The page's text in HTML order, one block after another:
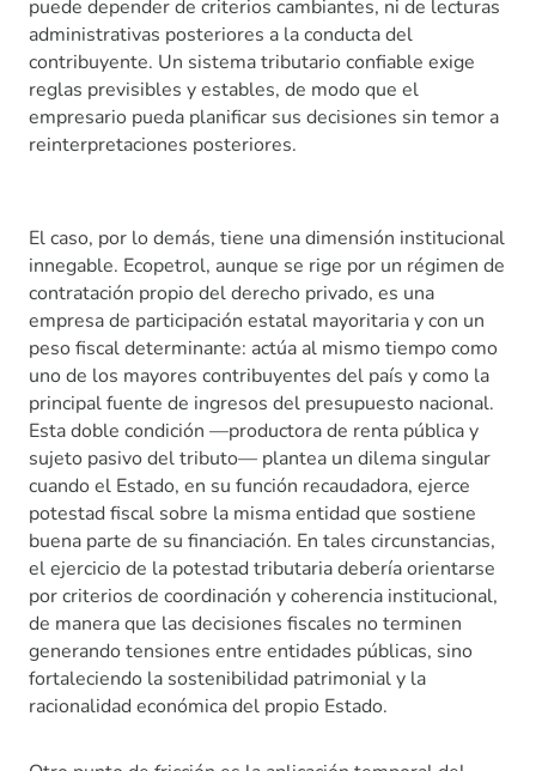
puede depender de criterios cambiantes, ni de lecturas
administrativas posteriores a la conducta del
contribuyente. Un sistema tributario confiable exige
reglas previsibles y estables, de modo que el
empresario pueda planificar sus decisiones sin temor a
reinterpretaciones posteriores.
El caso, por lo demás, tiene una dimensión institucional
innegable. Ecopetrol, aunque se rige por un régimen de
contratación propio del derecho privado, es una
empresa de participación estatal mayoritaria y con un
peso fiscal determinante: actúa al mismo tiempo como
uno de los mayores contribuyentes del país y como la
principal fuente de ingresos del presupuesto nacional.
Esta doble condición —productora de renta pública y
sujeto pasivo del tributo— plantea un dilema singular
cuando el Estado, en su función recaudadora, ejerce
potestad fiscal sobre la misma entidad que sostiene
buena parte de su financiación. En tales circunstancias,
el ejercicio de la potestad tributaria debería orientarse
por criterios de coordinación y coherencia institucional,
de manera que las decisiones fiscales no terminen
generando tensiones entre entidades públicas, sino
fortaleciendo la sostenibilidad patrimonial y la
racionalidad económica del propio Estado.